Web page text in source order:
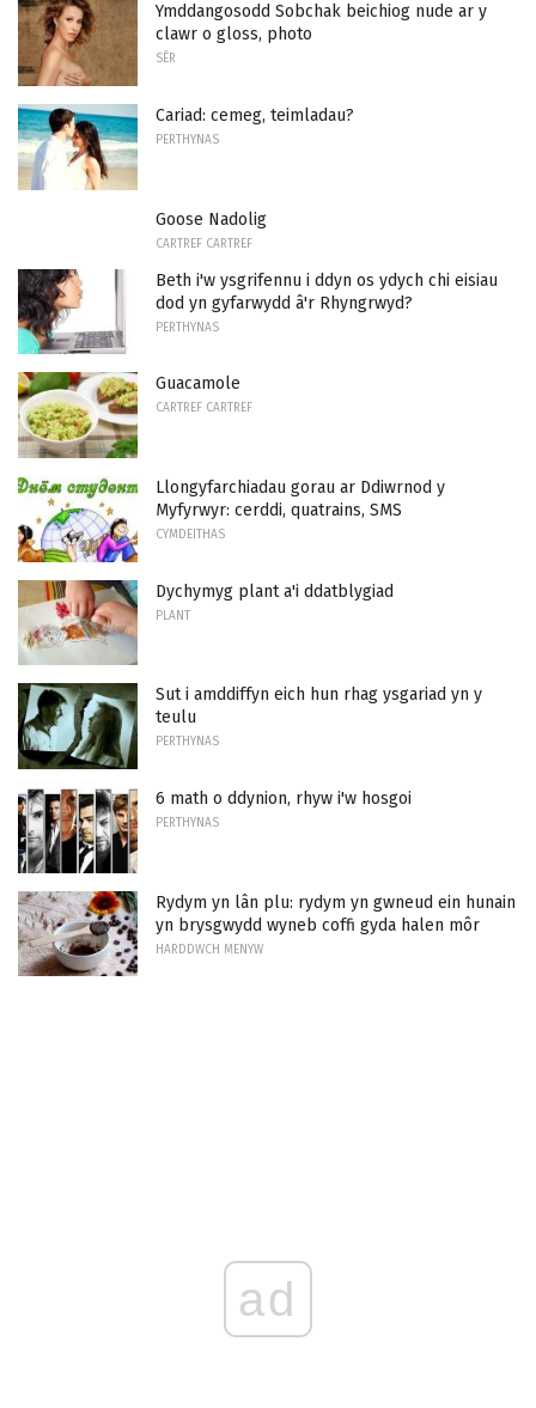
Ymddangosodd Sobchak beichiog nude ar y
clawr o gloss, photo
SÊR
Cariad: cemeg, teimladau?
PERTHYNAS
Goose Nadolig
CARTREF CARTREF
Beth i'w ysgrifennu i ddyn os ydych chi eisiau
dod yn gyfarwydd â'r Rhyngrwyd?
PERTHYNAS
Guacamole
CARTREF CARTREF
Llongyfarchiadau gorau ar Ddiwrnod y
Myfyrwyr: cerddi, quatrains, SMS
CYMDEITHAS
Dychymyg plant a'i ddatblygiad
PLANT
Sut i amddiffyn eich hun rhag ysgariad yn y
teulu
PERTHYNAS
6 math o ddynion, rhyw i'w hosgoi
PERTHYNAS
Rydym yn lân plu: rydym yn gwneud ein hunain
yn brysgwydd wyneb coffi gyda halen môr
HARDDWCH MENYW
ad